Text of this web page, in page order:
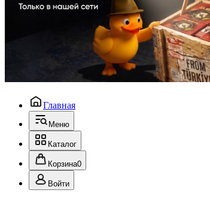
Главная
Меню
Каталог
Корзина0
Войти